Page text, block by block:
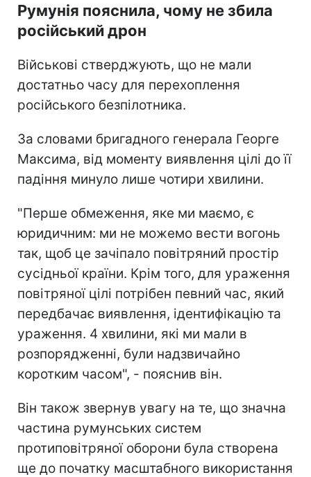
Румунія пояснила, чому не збила
російський дрон
Військові стверджують, що не мали
достатньо часу для перехоплення
російського безпілотника.
За словами бригадного генерала Георге
Максима, від моменту виявлення цілі до її
падіння минуло лише чотири хвилини.
"Перше обмеження, яке ми маємо, є
юридичним: ми не можемо вести вогонь
так, щоб це зачіпало повітряний простір
сусідньої країни. Крім того, для ураження
повітряної цілі потрібен певний час, який
передбачає виявлення, ідентифікацію та
ураження. 4 хвилини, які ми мали в
розпорядженні, були надзвичайно
коротким часом", - пояснив він.
Він також звернув увагу на те, що значна
частина румунських систем
протиповітряної оборони була створена
ще до початку масштабного використання